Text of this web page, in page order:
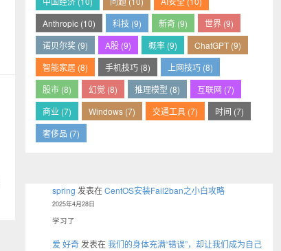
Anthropic (10)
科技 (9) 新奇 (9)
世界 (9)
诺贝尔奖 (9)
A股 (9) 概率 (9)
ChatGPT (9)
智能家居 (8)
手机技巧 (8)
上网技巧 (8)
股市 (8)
幻觉 (8) 推理模型 (8)
互联网 (7)
商业 (7)
Windows (7) 交通工具 (7)
时间 (7)
奢侈品 (7)
spring 发表在CentOS安装Fail2ban之小白攻略
2025年4月28日
学习了
爱 好奇发表在我们的身体充满“错误”，却让我们成为自己